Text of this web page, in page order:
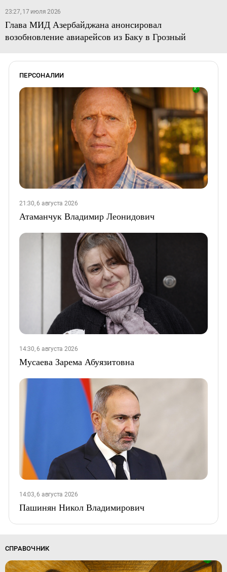
23:27, 17 июля 2026
Глава МИД Азербайджана анонсировал
возобновление авиарейсов из Баку в Грозный
ПЕРСОНАЛИИ
21:30, 6 августа 2026
Атаманчук Владимир Леонидович
14:30, 6 августа 2026
Мусаева Зарема Абуязитовна
14:03, 6 августа 2026
Пашинян Никол Владимирович
СПРАВОЧНИК